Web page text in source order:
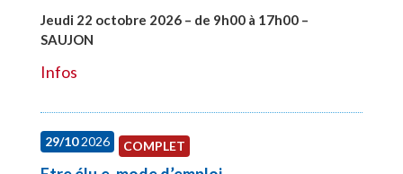
Jeudi 22 octobre 2026 – de 9h00 à 17h00 –
SAUJON
Infos
29/102026 COMPLET